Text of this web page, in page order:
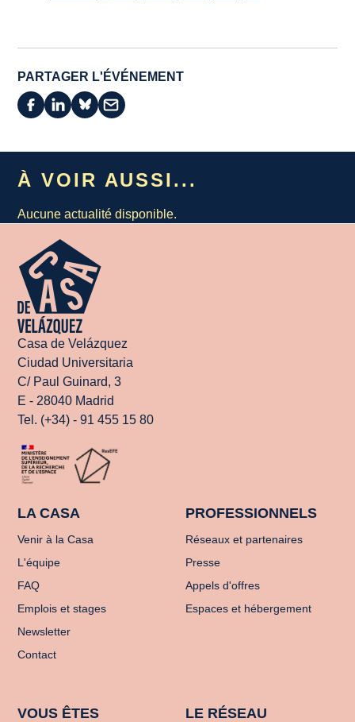
PARTAGER L'ÉVÉNEMENT
À VOIR AUSSI...
Aucune actualité disponible.
Casa de Velázquez
Ciudad Universitaria
C/ Paul Guinard, 3
E - 28040 Madrid
Tel. (+34) - 91 455 15 80
LA CASA
Venir à la Casa
L'équipe
FAQ
Emplois et stages
Newsletter
Contact
PROFESSIONNELS
Réseaux et partenaires
Presse
Appels d'offres
Espaces et hébergement
VOUS ÊTES LE RÉSEAU